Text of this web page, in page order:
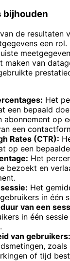
bijhouden
de resultaten
een
maken van
Het
een bepaald
abonnement op
een
Rates (CTR):
op een
Het
bezoekt en
Het
in één
van een
in één
van gebruikers:
zoals
of tijd